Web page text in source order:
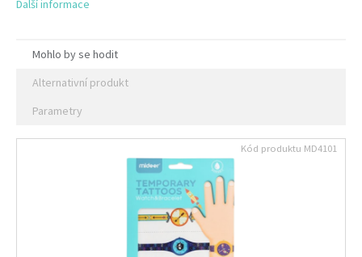
Další informace
Mohlo by se hodit
Alternativní produkt
Parametry
Kód produktu MD4101